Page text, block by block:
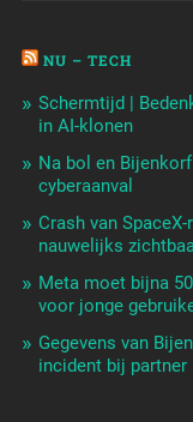
NU – TECH
Schermtijd |
in AI-klonen
Na bol en
cyberaanval
Crash van
nauwelijks
Meta moet bijna
voor jonge
Gegevens van
incident bij partner